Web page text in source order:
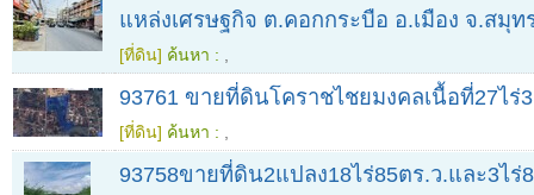
แหล่งเศรษฐกิจ ต.คอกกระบือ อ.เมือง จ.สมุท
[ที่ดิน] ค้นหา :
93761 ขายที่ดินโคราชไชยมงคลเนื้อที่27ไร่
[ที่ดิน] ค้นหา :
93758ขายที่ดิน2แปลง18ไร่85ตร.ว.และ3ไร่